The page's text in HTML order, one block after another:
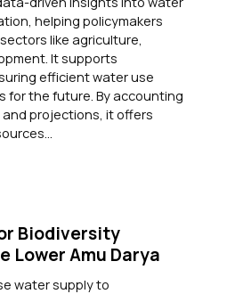
helping policymakers
like agriculture,
It supports
efficient water use
for the future. By accounting
projections, it offers
Biodiversity
Lower Amu Darya
water supply to